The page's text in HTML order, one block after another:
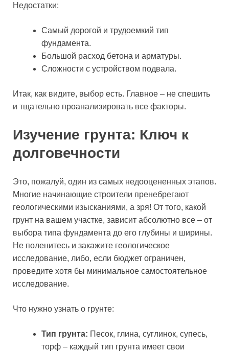
Недостатки:
Самый дорогой и трудоемкий тип
фундамента.
Большой расход бетона и арматуры.
Сложности с устройством подвала.
Итак, как видите, выбор есть. Главное – не спешить
и тщательно проанализировать все факторы.
Изучение грунта: Ключ к
долговечности
Это, пожалуй, один из самых недооцененных этапов.
Многие начинающие строители пренебрегают
геологическими изысканиями, а зря! От того, какой
грунт на вашем участке, зависит абсолютно все – от
выбора типа фундамента до его глубины и ширины.
Не поленитесь и закажите геологическое
исследование, либо, если бюджет ограничен,
проведите хотя бы минимальное самостоятельное
исследование.
Что нужно узнать о грунте:
Тип грунта: Песок, глина, суглинок, супесь,
торф – каждый тип грунта имеет свои